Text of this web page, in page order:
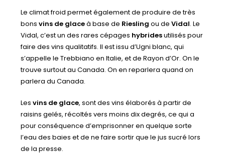
Le climat froid permet également de produire de très
bonsvins de glaceà base de Riesling ou deVidal. Le
Vidal, c’est un des rares cépages hybridesutilisés pour
faire des vins qualitatifs. Il est issu d’Ugni blanc, qui
s’appelle le Trebbiano en Italie, et de Rayon d’Or. On le
trouve surtout au Canada. On en reparlera quand on
parlera du Canada.
Lesvins de glace, sont des vins élaborés à partir de
raisins gelés, récoltés vers moins dix degrés, ce qui a
pour conséquence d’emprisonner en quelque sorte
l’eau des baies et de ne faire sortir que le jus sucré lors
de la presse.